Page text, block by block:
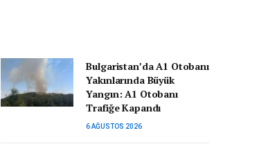
Bulgaristan’da A1 Otobanı
Yakınlarında Büyük
Yangın: A1 Otobanı
Trafiğe Kapandı
6 AĞUSTOS 2026